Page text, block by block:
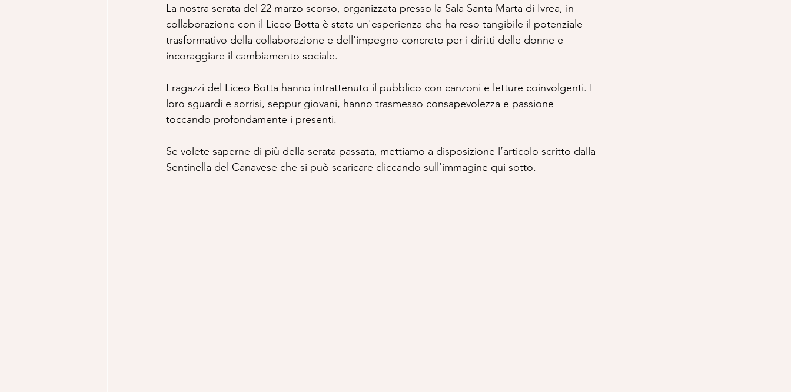
La nostra serata del 22 marzo scorso, organizzata presso la Sala Santa Marta di Ivrea, in
collaborazione con il Liceo Botta è stata un'esperienza che ha reso tangibile il potenziale
trasformativo della collaborazione e dell'impegno concreto per i diritti delle donne e
incoraggiare il cambiamento sociale.
I ragazzi del Liceo Botta hanno intrattenuto il pubblico con canzoni e letture coinvolgenti. I
loro sguardi e sorrisi, seppur giovani, hanno trasmesso consapevolezza e passione
toccando profondamente i presenti.
Se volete saperne di più della serata passata, mettiamo a disposizione l’articolo scritto dalla
Sentinella del Canavese che si può scaricare cliccando sull’immagine qui sotto.